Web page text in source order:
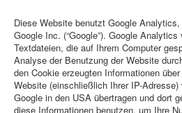
Diese Website benutzt Google
Google Inc. (“Google”). Google Analytics
Textdateien, die auf Ihrem Computer
Analyse der Benutzung der Website
den Cookie erzeugten Informationen
Website (einschließlich Ihrer IP-
Google in den USA übertragen und dort
diese Informationen benutzen, um Ihre